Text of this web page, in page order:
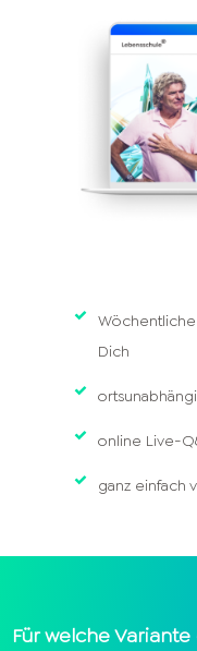
Dich
online Live-
ganz einfach
Für welche